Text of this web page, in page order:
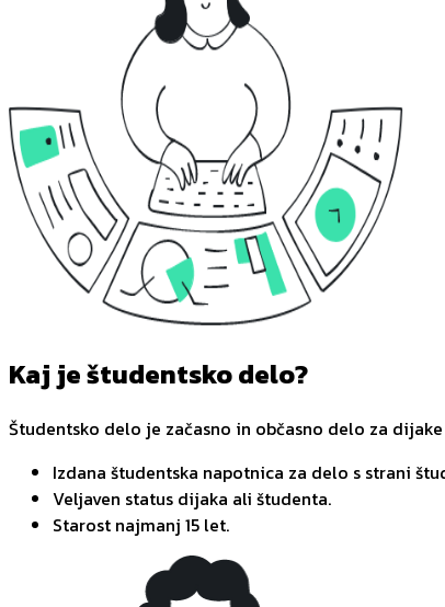
Kaj je študentsko delo?
Študentsko delo je začasno in občasno delo za
Izdana študentska napotnica za delo s strani
Veljaven status dijaka ali študenta.
Starost najmanj 15 let.